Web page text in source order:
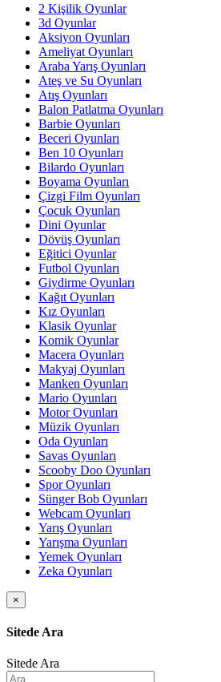
2 Kişilik Oyunlar
3d Oyunlar
Aksiyon Oyunları
Ameliyat Oyunları
Araba Yarış Oyunları
Ateş ve Su Oyunları
Atış Oyunları
Balon Patlatma Oyunları
Barbie Oyunları
Beceri Oyunları
Ben 10 Oyunları
Bilardo Oyunları
Boyama Oyunları
Çizgi Film Oyunları
Çocuk Oyunları
Dini Oyunlar
Dövüş Oyunları
Eğitici Oyunlar
Futbol Oyunları
Giydirme Oyunları
Kağıt Oyunları
Kız Oyunları
Klasik Oyunlar
Komik Oyunlar
Macera Oyunları
Makyaj Oyunları
Manken Oyunları
Mario Oyunları
Motor Oyunları
Müzik Oyunları
Oda Oyunları
Savas Oyunları
Scooby Doo Oyunları
Spor Oyunları
Sünger Bob Oyunları
Webcam Oyunları
Yarış Oyunları
Yarışma Oyunları
Yemek Oyunları
Zeka Oyunları
×
Sitede Ara
Sitede Ara